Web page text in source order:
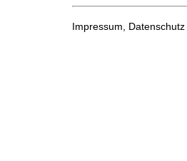
Impressum, Datenschutz